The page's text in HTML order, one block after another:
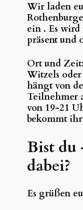
Wir laden
ein . Es
präsent und
Ort und
Witzels
hängt von
Teilnehmer
von 19-21
bekommt
Bist du
dabei?
Es grüßen